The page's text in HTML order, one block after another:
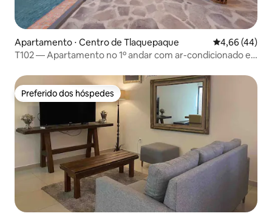
Apartamento ⋅ Centro de Tlaquepaque 4,66 de uma
4,66 (44)
T102 — Apartamento no 1º andar com ar-condicionado e
Preferido dos hóspedes
Preferido dos hóspedes